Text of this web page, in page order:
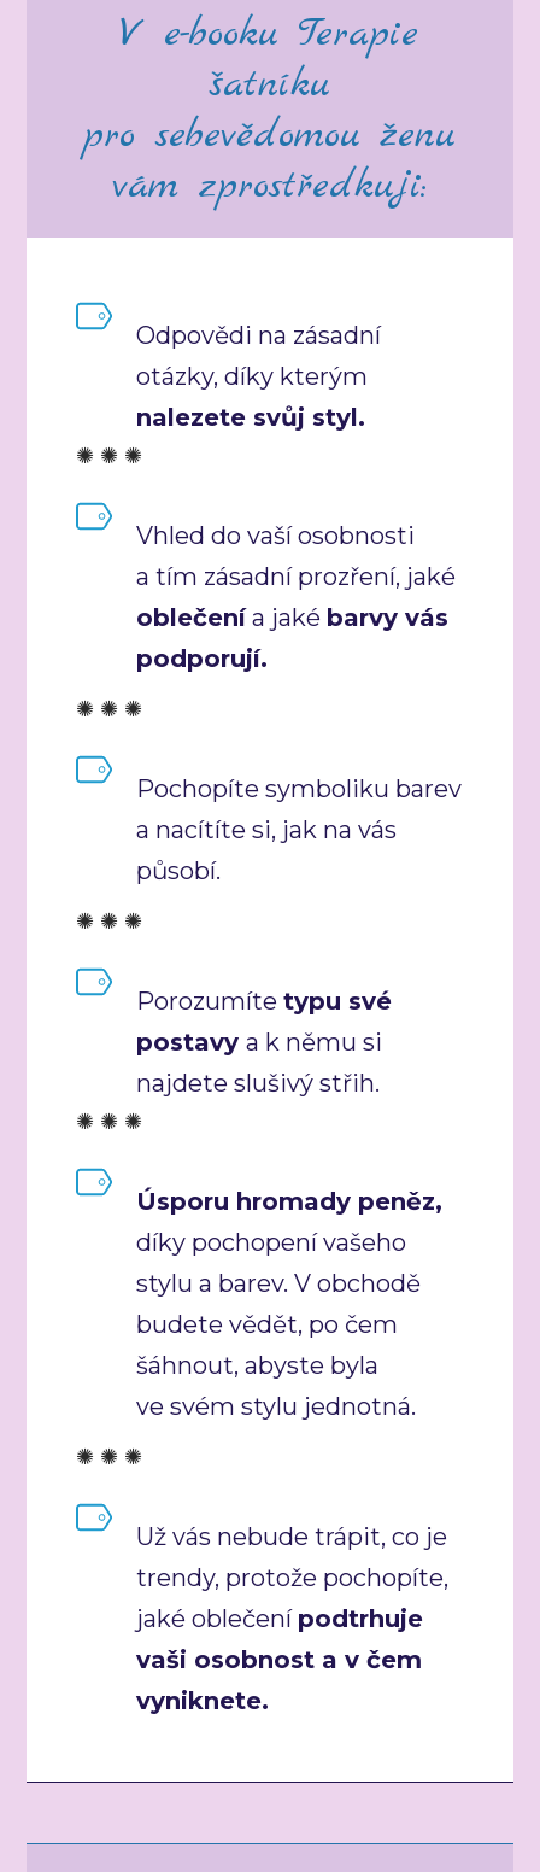
V e-booku Terapie
šatníku
pro sebevědomou ženu
vám zprostředkuji:
Odpovědi na zásadní
otázky, díky kterým
nalezete svůj styl.
✺ ✺ ✺
Vhled do vaší osobnosti
a tím zásadní prozření, jaké
oblečenía jaké barvy vás
podporují.
✺ ✺ ✺
Pochopíte symboliku barev
a nacítíte si, jak na vás
působí.
✺ ✺ ✺
Porozumíte typu své
postavy a k němu si
najdete slušivý střih.
✺ ✺ ✺
Úsporu hromady peněz,
díky pochopení vašeho
stylu a barev. V obchodě
budete vědět, po čem
šáhnout, abyste byla
ve svém stylu jednotná.
✺ ✺ ✺
Už vás nebude trápit, co je
trendy, protože pochopíte,
jaké oblečení podtrhuje
vaši osobnost a v čem
vyniknete.